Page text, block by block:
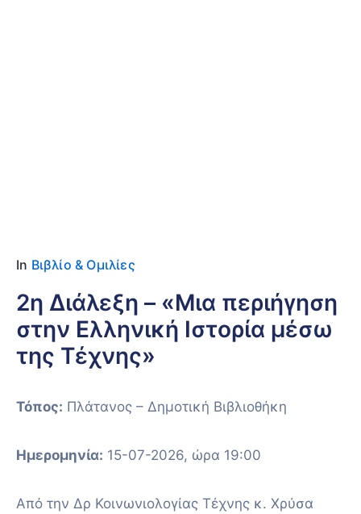
In Βιβλίο & Ομιλίες
2η Διάλεξη – «Μια περιήγηση
στην Ελληνική Ιστορία μέσω
της Τέχνης»
Τόπος: Πλάτανος – Δημοτική Βιβλιοθήκη
Ημερομηνία: 15-07-2026, ώρα 19:00
Από την Δρ Κοινωνιολογίας Τέχνης κ. Χρύσα